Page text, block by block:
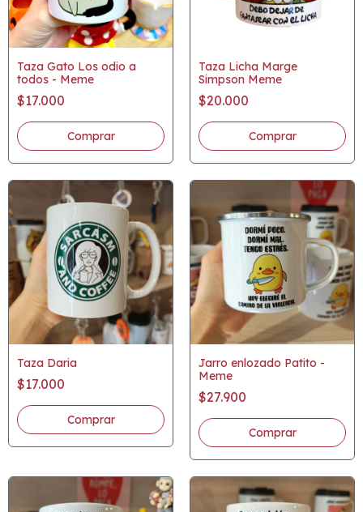
Taza Gato Los odio a
todos - Meme
$17.000
Taza Licha Marge
Simpson Meme
$20.000
Taza Daria
$17.000
Jarro enlozado Patito -
Meme
$27.900